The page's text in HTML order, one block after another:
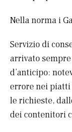
Nella norma i
Servizio di
arrivato
d’anticipo:
errore nei piatti
le richieste,
dei contenitori